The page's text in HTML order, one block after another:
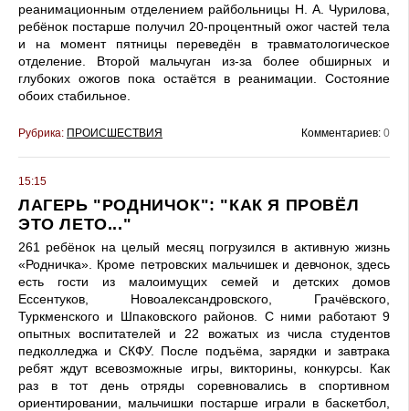
реанимационным отделением райбольницы Н. А. Чурилова,
ребёнок постарше получил 20-процентный ожог частей тела
и на момент пятницы переведён в травматологическое
отделение. Второй мальчуган из-за более обширных и
глубоких ожогов пока остаётся в реанимации. Состояние
обоих стабильное.
Рубрика: ПРОИСШЕСТВИЯ Комментариев: 0
15:15
ЛАГЕРЬ "РОДНИЧОК": "КАК Я ПРОВЁЛ
ЭТО ЛЕТО..."
261 ребёнок на целый месяц погрузился в активную жизнь
«Родничка». Кроме петровских мальчишек и девчонок, здесь
есть гости из малоимущих семей и детских домов
Ессентуков, Новоалександровского, Грачёвского,
Туркменского и Шпаковского районов. С ними работают 9
опытных воспитателей и 22 вожатых из числа студентов
педколледжа и СКФУ. После подъёма, зарядки и завтрака
ребят ждут всевозможные игры, викторины, конкурсы. Как
раз в тот день отряды соревновались в спортивном
ориентировании, мальчишки постарше играли в баскетбол,